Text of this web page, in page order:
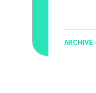
ARCHIVE